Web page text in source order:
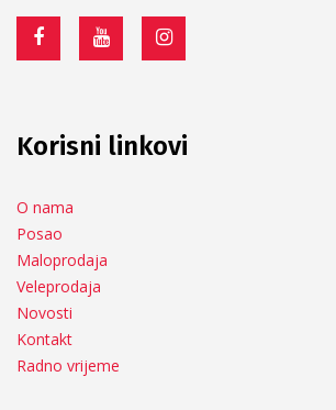
Korisni linkovi
O nama
Posao
Maloprodaja
Veleprodaja
Novosti
Kontakt
Radno vrijeme